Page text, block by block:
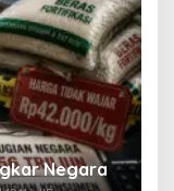
Negara